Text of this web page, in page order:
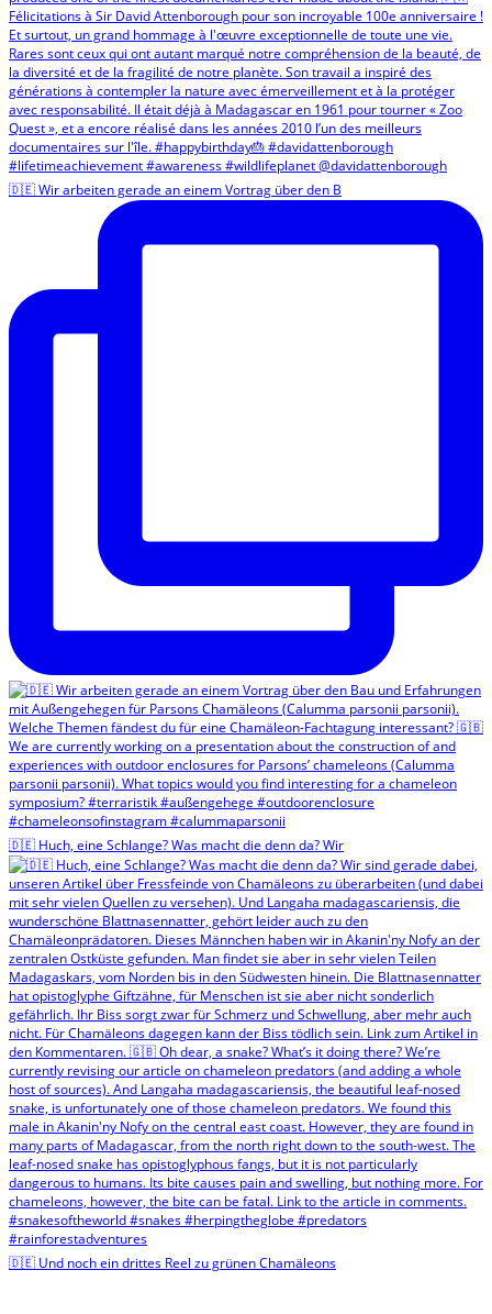
🇩🇪 Wir arbeiten gerade an einem Vortrag über den B
🇩🇪 Huch, eine Schlange? Was macht die denn da? Wir
🇩🇪 Und noch ein drittes Reel zu grünen Chamäleons